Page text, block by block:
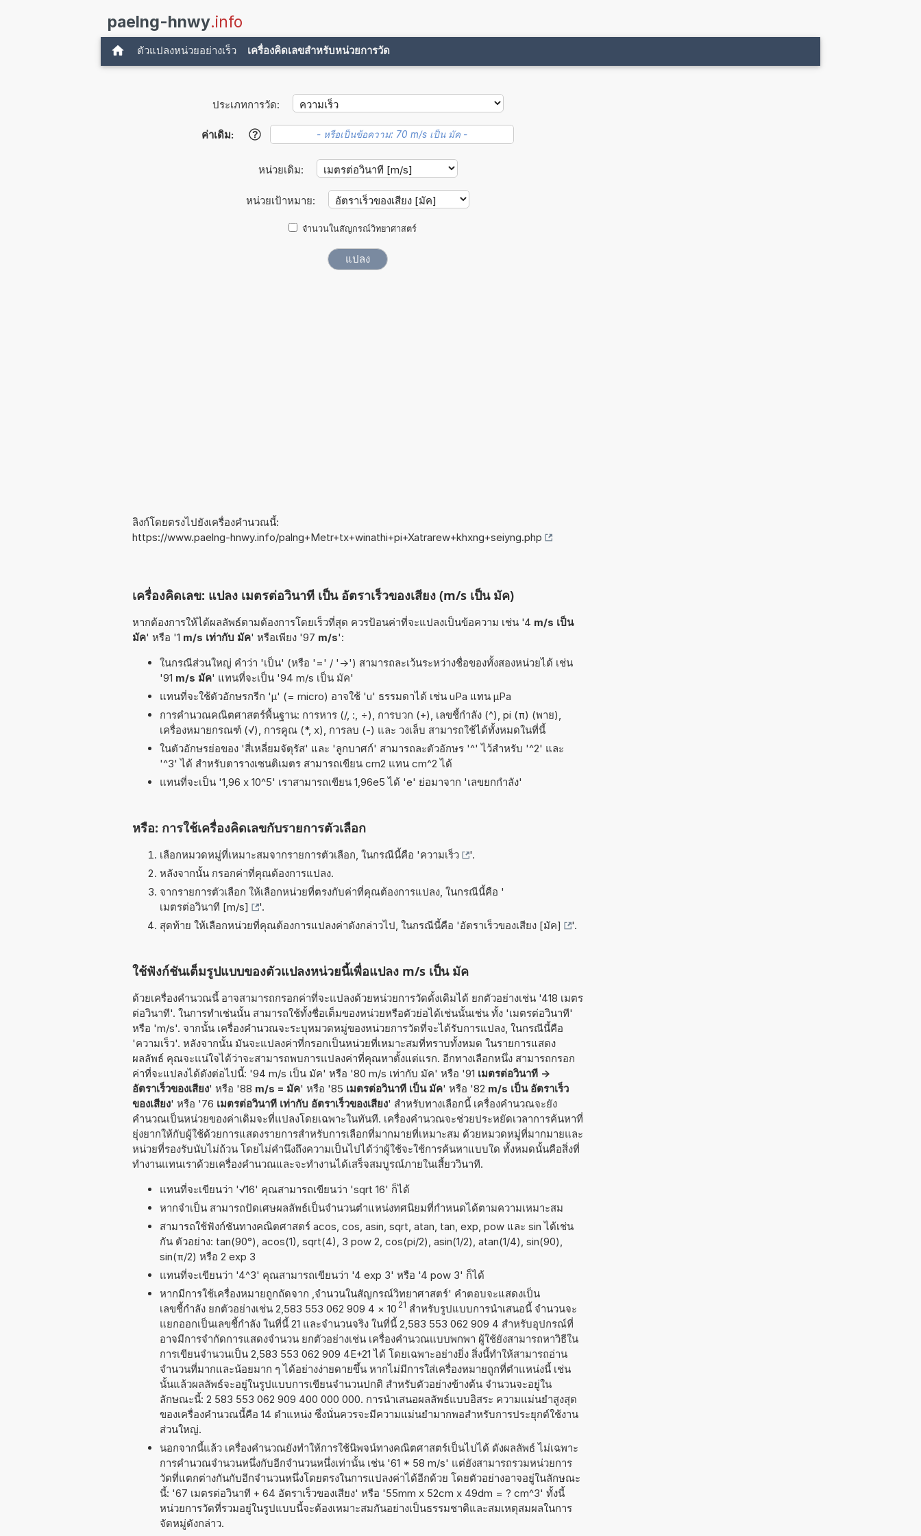
paelng-hnwy.info
ตัวแปลงหน่วยอย่างเร็ว เครื่องคิดเลขสำหรับหน่วยการวัด
ประเภทการวัด:
ค่าเดิม: ?
หน่วยเดิม:
หน่วยเป้าหมาย:
จำนวนในสัญกรณ์วิทยาศาสตร์
ลิงก์โดยตรงไปยังเครื่องคำนวณนี้:
https://www.paelng-hnwy.info/palng+Metr+tx+winathi+pi+Xatrarew+khxng+seiyng.php
เครื่องคิดเลข: แปลง เมตรต่อวินาที เป็น อัตราเร็วของเสียง (m/s เป็น มัค)
หากต้องการให้ได้ผลลัพธ์ตามต้องการโดยเร็วที่สุด ควรป้อนค่าที่จะแปลงเป็นข้อความ เช่น '4 m/s เป็น
มัค' หรือ '1 m/s เท่ากับ มัค' หรือเพียง '97 m/s':
ในกรณีส่วนใหญ่ คำว่า 'เป็น' (หรือ '=' / '->') สามารถละเว้นระหว่างชื่อของทั้งสองหน่วยได้ เช่น
'91 m/s มัค' แทนที่จะเป็น '94 m/s เป็น มัค'
แทนที่จะใช้ตัวอักษรกรีก 'µ' (= micro) อาจใช้ 'u' ธรรมดาได้ เช่น uPa แทน µPa
การคำนวณคณิตศาสตร์พื้นฐาน: การหาร (/, :, ÷), การบวก (+), เลขชี้กำลัง (^), pi (π) (พาย),
เครื่องหมายกรณฑ์ (√), การคูณ (*, x), การลบ (-) และ วงเล็บ สามารถใช้ได้ทั้งหมดในที่นี้
ในตัวอักษรย่อของ 'สี่เหลี่ยมจัตุรัส' และ 'ลูกบาศก์' สามารถละตัวอักษร '^' ไว้สำหรับ '^2' และ
'^3' ได้ สำหรับตารางเซนติเมตร สามารถเขียน cm2 แทน cm^2 ได้
แทนที่จะเป็น '1,96 x 10^5' เราสามารถเขียน 1,96e5 ได้ 'e' ย่อมาจาก 'เลขยกกำลัง'
หรือ: การใช้เครื่องคิดเลขกับรายการตัวเลือก
เลือกหมวดหมู่ที่เหมาะสมจากรายการตัวเลือก, ในกรณีนี้คือ 'ความเร็ว
'.
หลังจากนั้น กรอกค่าที่คุณต้องการแปลง.
จากรายการตัวเลือก ให้เลือกหน่วยที่ตรงกับค่าที่คุณต้องการแปลง, ในกรณีนี้คือ '
เมตรต่อวินาที [m/s]
'.
สุดท้าย ให้เลือกหน่วยที่คุณต้องการแปลงค่าดังกล่าวไป, ในกรณีนี้คือ 'อัตราเร็วของเสียง [มัค] '.
ใช้ฟังก์ชันเต็มรูปแบบของตัวแปลงหน่วยนี้เพื่อแปลง m/s เป็น มัค
ด้วยเครื่องคำนวณนี้ อาจสามารถกรอกค่าที่จะแปลงด้วยหน่วยการวัดดั้งเดิมได้ ยกตัวอย่างเช่น '418 เมตร
ต่อวินาที'. ในการทำเช่นนั้น สามารถใช้ทั้งชื่อเต็มของหน่วยหรือตัวย่อได้เช่นนั้นเช่น ทั้ง 'เมตรต่อวินาที'
หรือ 'm/s'. จากนั้น เครื่องคำนวณจะระบุหมวดหมู่ของหน่วยการวัดที่จะได้รับการแปลง, ในกรณีนี้คือ
'ความเร็ว'. หลังจากนั้น มันจะแปลงค่าที่กรอกเป็นหน่วยที่เหมาะสมที่ทราบทั้งหมด ในรายการแสดง
ผลลัพธ์ คุณจะแน่ใจได้ว่าจะสามารถพบการแปลงค่าที่คุณหาตั้งแต่แรก. อีกทางเลือกหนึ่ง สามารถกรอก
ค่าที่จะแปลงได้ดังต่อไปนี้: '94 m/s เป็น มัค' หรือ '80 m/s เท่ากับ มัค' หรือ '91 เมตรต่อวินาที ->
อัตราเร็วของเสียง' หรือ '88 m/s = มัค' หรือ '85 เมตรต่อวินาที เป็น มัค' หรือ '82 m/s เป็น อัตราเร็ว
ของเสียง' หรือ '76 เมตรต่อวินาที เท่ากับ อัตราเร็วของเสียง' สำหรับทางเลือกนี้ เครื่องคำนวณจะยัง
คำนวณเป็นหน่วยของค่าเดิมจะที่แปลงโดยเฉพาะในทันที. เครื่องคำนวณจะช่วยประหยัดเวลาการค้นหาที่
ยุ่งยากให้กับผู้ใช้ด้วยการแสดงรายการสำหรับการเลือกที่มากมายที่เหมาะสม ด้วยหมวดหมู่ที่มากมายและ
หน่วยที่รองรับนับไม่ถ้วน โดยไม่คำนึงถึงความเป็นไปได้ว่าผู้ใช้จะใช้การค้นหาแบบใด ทั้งหมดนั้นคือสิ่งที่
ทำงานแทนเราด้วยเครื่องคำนวณและจะทำงานได้เสร็จสมบูรณ์ภายในเสี้ยววินาที.
แทนที่จะเขียนว่า '√16' คุณสามารถเขียนว่า 'sqrt 16' ก็ได้
หากจำเป็น สามารถปัดเศษผลลัพธ์เป็นจำนวนตำแหน่งทศนิยมที่กำหนดได้ตามความเหมาะสม
สามารถใช้ฟังก์ชันทางคณิตศาสตร์ acos, cos, asin, sqrt, atan, tan, exp, pow และ sin ได้เช่น
กัน ตัวอย่าง: tan(90°), acos(1), sqrt(4), 3 pow 2, cos(pi/2), asin(1/2), atan(1/4), sin(90),
sin(π/2) หรือ 2 exp 3
แทนที่จะเขียนว่า '4^3' คุณสามารถเขียนว่า '4 exp 3' หรือ '4 pow 3' ก็ได้
หากมีการใช้เครื่องหมายถูกถัดจาก ,จำนวนในสัญกรณ์วิทยาศาสตร์' คำตอบจะแสดงเป็น
เลขชี้กำลัง ยกตัวอย่างเช่น 2,583 553 062 909 4 × 10 21 สำหรับรูปแบบการนำเสนอนี้ จำนวนจะ
แยกออกเป็นเลขชี้กำลัง ในที่นี้ 21 และจำนวนจริง ในที่นี้ 2,583 553 062 909 4 สำหรับอุปกรณ์ที่
อาจมีการจำกัดการแสดงจำนวน ยกตัวอย่างเช่น เครื่องคำนวณแบบพกพา ผู้ใช้ยังสามารถหาวิธีใน
การเขียนจำนวนเป็น 2,583 553 062 909 4E+21 ได้ โดยเฉพาะอย่างยิ่ง สิ่งนี้ทำให้สามารถอ่าน
จำนวนที่มากและน้อยมาก ๆ ได้อย่างง่ายดายขึ้น หากไม่มีการใส่เครื่องหมายถูกที่ตำแหน่งนี้ เช่น
นั้นแล้วผลลัพธ์จะอยู่ในรูปแบบการเขียนจำนวนปกติ สำหรับตัวอย่างข้างต้น จำนวนจะอยู่ใน
ลักษณะนี้: 2 583 553 062 909 400 000 000. การนำเสนอผลลัพธ์แบบอิสระ ความแม่นยำสูงสุด
ของเครื่องคำนวณนี้คือ 14 ตำแหน่ง ซึ่งนั่นควรจะมีความแม่นยำมากพอสำหรับการประยุกต์ใช้งาน
ส่วนใหญ่.
นอกจากนี้แล้ว เครื่องคำนวณยังทำให้การใช้นิพจน์ทางคณิตศาสตร์เป็นไปได้ ดังผลลัพธ์ ไม่เฉพาะ
การคำนวณจำนวนหนึ่งกับอีกจำนวนหนึ่งเท่านั้น เช่น '61 * 58 m/s' แต่ยังสามารถรวมหน่วยการ
วัดที่แตกต่างกันกับอีกจำนวนหนึ่งโดยตรงในการแปลงค่าได้อีกด้วย โดยตัวอย่างอาจอยู่ในลักษณะ
นี้: '67 เมตรต่อวินาที + 64 อัตราเร็วของเสียง' หรือ '55mm x 52cm x 49dm = ? cm^3' ทั้งนี้
หน่วยการวัดที่รวมอยู่ในรูปแบบนี้จะต้องเหมาะสมกันอย่างเป็นธรรมชาติและสมเหตุสมผลในการ
จัดหมู่ดังกล่าว.